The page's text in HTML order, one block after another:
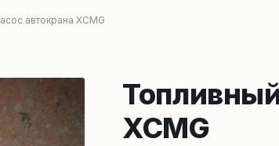
автокрана XCMG
XCMG